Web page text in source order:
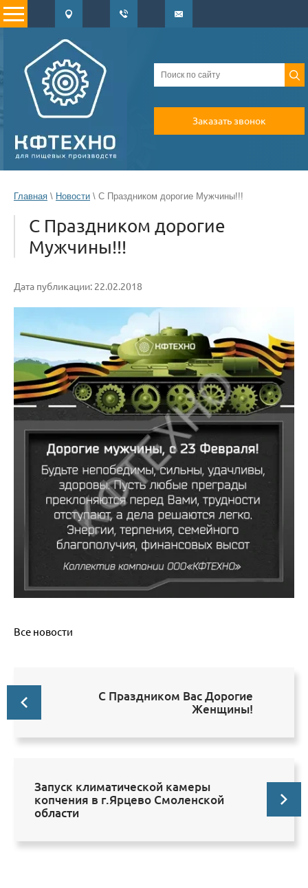
Заказать звонок
Главная \ Новости \ С Праздником дорогие Мужчины!!!
С Праздником дорогие
Мужчины!!!
Дата публикации: 22.02.2018
Все новости
С Праздником Вас Дорогие
Женщины!
Запуск климатической камеры
копчения в г.Ярцево Смоленской
области